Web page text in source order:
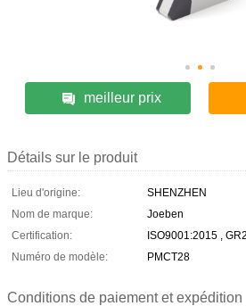
meilleur prix
Détails sur le produit
Lieu d'origine:
SHENZHEN
Nom de marque:
Joeben
Certification:
ISO9001:2015 ,
Numéro de modèle:
PMCT28
Conditions de paiement et expédition